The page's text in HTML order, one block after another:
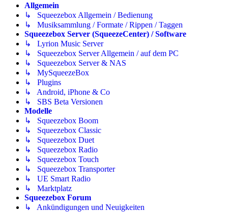
Allgemein
↳ Squeezebox Allgemein / Bedienung
↳ Musiksammlung / Formate / Rippen / Taggen
Squeezebox Server (SqueezeCenter) / Software
↳ Lyrion Music Server
↳ Squeezebox Server Allgemein / auf dem PC
↳ Squeezebox Server & NAS
↳ MySqueezeBox
↳ Plugins
↳ Android, iPhone & Co
↳ SBS Beta Versionen
Modelle
↳ Squeezebox Boom
↳ Squeezebox Classic
↳ Squeezebox Duet
↳ Squeezebox Radio
↳ Squeezebox Touch
↳ Squeezebox Transporter
↳ UE Smart Radio
↳ Marktplatz
Squeezebox Forum
↳ Ankündigungen und Neuigkeiten